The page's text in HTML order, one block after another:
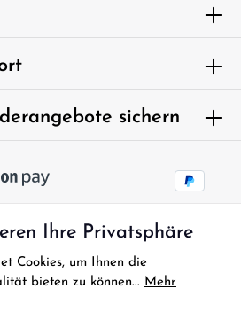
Sie die oben
ein*
sichern
Ihre Privatsphäre
Cookies, um Ihnen die
bieten zu können... Mehr